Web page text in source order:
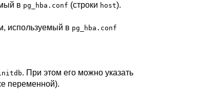
в pg_hba.conf (строки host).
используемый в pg_hba.conf
. При этом его можно указать
переменной).